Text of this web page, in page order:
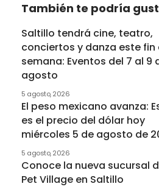
También te podría
Saltillo tendrá cine, teatro,
conciertos y danza este fin
semana: Eventos del 7 al 9
agosto
5 agosto, 2026
El peso mexicano avanza:
es el precio del dólar hoy
miércoles 5 de agosto de
5 agosto, 2026
Conoce la nueva sucursal
Pet Village en Saltillo